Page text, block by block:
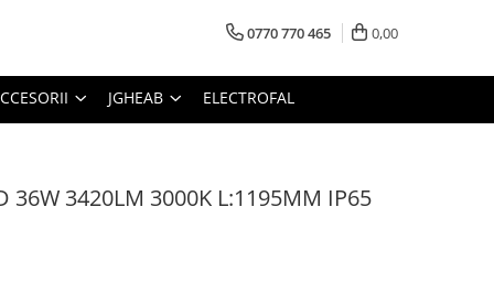
0770 770 465 0,00
JGHEAB ELECTROFAL
3420LM 3000K L:1195MM IP65